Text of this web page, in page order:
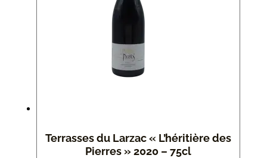
Terrasses du Larzac « L’héritière des
Pierres » 2020 – 75cl